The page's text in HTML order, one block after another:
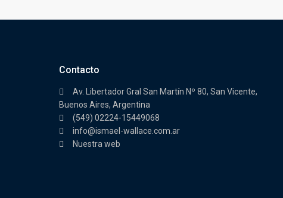
Contacto
Av. Libertador Gral San Martín Nº 80, San Vicente,
Buenos Aires, Argentina
(549) 02224-15449068
info@ismael-wallace.com.ar
Nuestra web